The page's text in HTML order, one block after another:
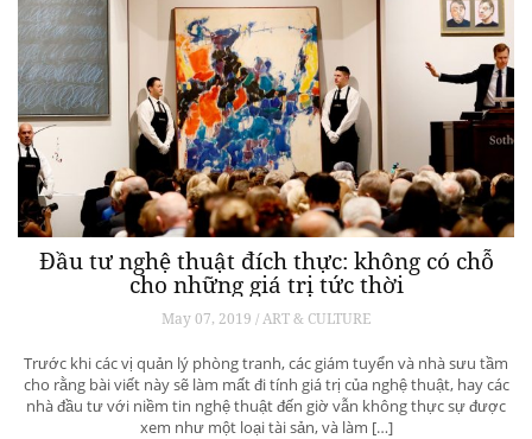
Đầu tư nghệ thuật đích thực: không có chỗ
cho những giá trị tức thời
May 07, 2019 / ART & CULTURE
Trước khi các vị quản lý phòng tranh, các giám tuyển và nhà sưu tầm
cho rằng bài viết này sẽ làm mất đi tính giá trị của nghệ thuật, hay các
nhà đầu tư với niềm tin nghệ thuật đến giờ vẫn không thực sự được
xem như một loại tài sản, và làm […]